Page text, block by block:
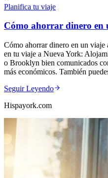
Planifica tu viaje
Cómo ahorrar dinero en
Cómo ahorrar dinero en un
en tu viaje a Nueva York:
o Brooklyn bien comunicados
más económicos. También
Seguir Leyendo
Hispayork.com